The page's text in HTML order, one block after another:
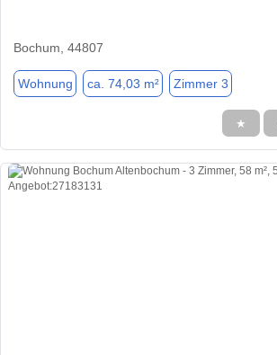
Bochum, 44807
Wohnung ca. 74,03 m² Zimmer 3
★